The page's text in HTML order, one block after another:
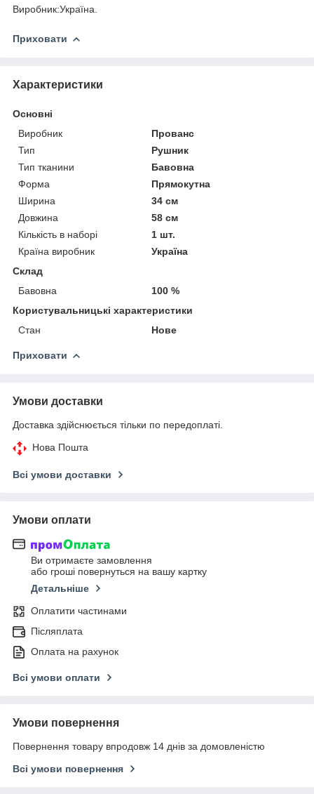
Виробник:Україна.
Приховати
Характеристики
Основні
Виробник
Прованс
Тип
Рушник
Тип тканини
Бавовна
Форма
Прямокутна
Ширина
34 см
Довжина
58 см
Кількість в наборі
1 шт.
Країна виробник
Україна
Склад
Бавовна
100 %
Користувальницькі характеристики
Стан
Нове
Приховати
Умови доставки
Доставка здійснюється тільки по передоплаті.
Нова Пошта
Всі умови доставки
Умови оплати
Ви отримаєте замовлення
або гроші повернуться на вашу картку
Детальніше
Оплатити частинами
Післяплата
Оплата на рахунок
Всі умови оплати
Умови повернення
Повернення товару впродовж 14 днів за домовленістю
Всі умови повернення